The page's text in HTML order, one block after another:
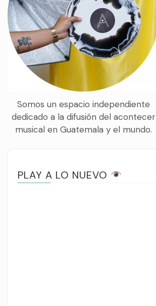
Somos un espacio independiente
dedicado a la difusión del acontecer
musical en Guatemala y el mundo.
PLAY A LO NUEVO